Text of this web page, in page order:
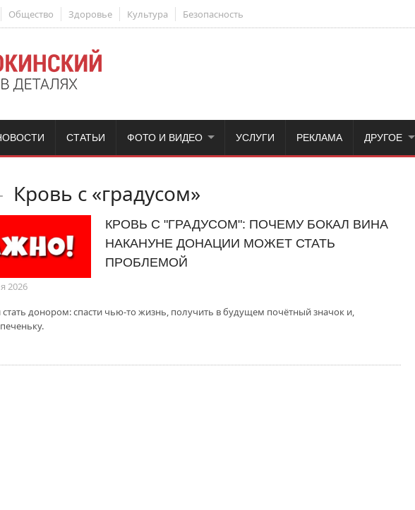
Общество Здоровье Культура Безопасность
СТАТЬИ ФОТО И ВИДЕО УСЛУГИ РЕКЛАМА ДРУГОЕ
Кровь с «градусом»
КРОВЬ С "ГРАДУСОМ": ПОЧЕМУ БОКАЛ ВИНА
НАКАНУНЕ ДОНАЦИИ МОЖЕТ СТАТЬ
ПРОБЛЕМОЙ
2026
донором: спасти чью-то жизнь, получить в будущем почётный значок и,